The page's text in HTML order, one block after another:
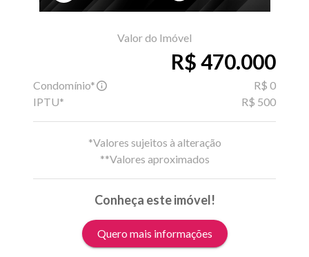
Valor do Imóvel
R$ 470.000
Condomínio*
R$ 0
IPTU*
R$ 500
*Valores sujeitos à alteração
**Valores aproximados
Conheça este imóvel!
Quero mais informações